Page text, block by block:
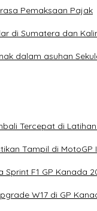
Pemaksaan Pajak
di Sumatera dan
dalam asuhan
Tercepat di
Tampil di MotoGP
Sprint F1 GP Kanada
W17 di GP